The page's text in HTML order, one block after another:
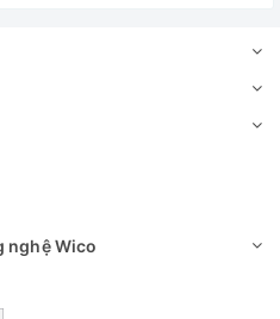
nghệ Wico